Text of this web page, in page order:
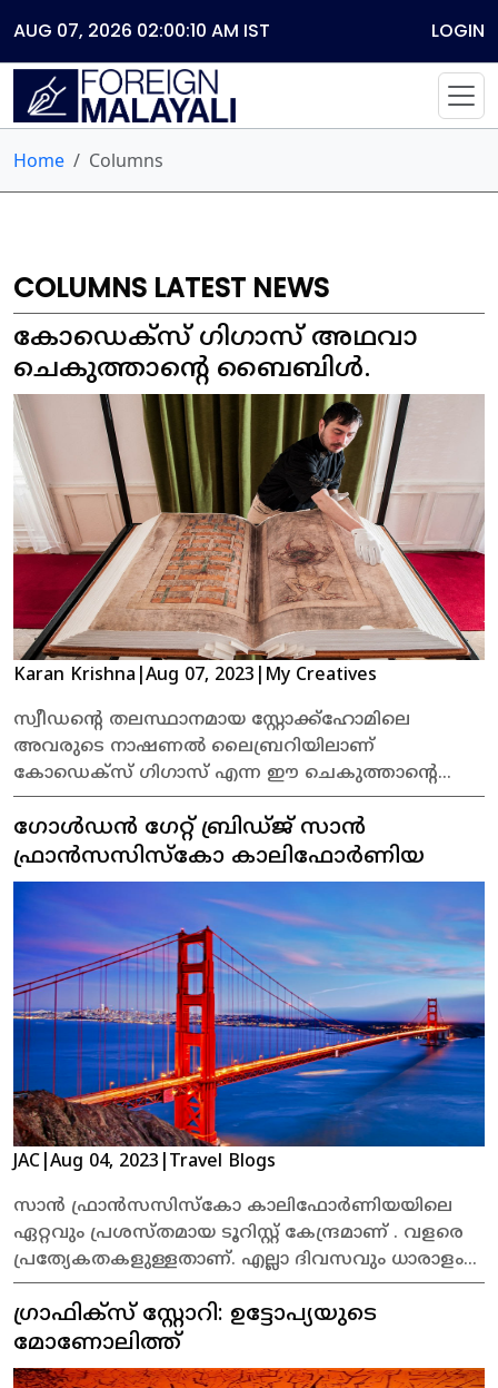
AUG 07, 2026 02:00:10 AM IST LOGIN
Home Columns
COLUMNS LATEST NEWS
കോഡെക്സ് ഗിഗാസ് അഥവാ
ചെകുത്താന്റെ ബൈബിൾ.
Karan Krishna Aug 07, 2023 My Creatives
സ്വീഡന്റെ തലസ്ഥാനമായ സ്റ്റോക്ക്ഹോമിലെ
അവരുടെ നാഷണൽ ലൈബ്രറിയിലാണ്
കോഡെക്സ് ഗിഗാസ് എന്ന ഈ ചെകുത്താന്റെ
ബൈബിൾ സൂക്ഷിച്ചിരിക്കുന്നത്.
ഗോൾഡൻ ഗേറ്റ് ബ്രിഡ്ജ് സാൻ
ഫ്രാൻസസിസ്കോ കാലിഫോർണിയ
JAC Aug 04, 2023 Travel Blogs
സാൻ ഫ്രാൻസസിസ്കോ കാലിഫോർണിയയിലെ
ഏറ്റവും പ്രശസ്തമായ ടൂറിസ്റ്റ് കേന്ദ്രമാണ് . വളരെ
പ്രത്യേകതകളുള്ളതാണ്. എല്ലാ ദിവസവും ധാരാളം
ടൂറിസ്റ്റുകൾ സന്ദർശിക്കുന്ന ഒരു സ്ഥലമാണ് .
ഗ്രാഫിക്സ് സ്റ്റോറി: ഉട്ടോപ്യയുടെ
മോണോലിത്ത്‍